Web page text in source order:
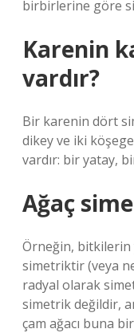
birbirlerine göre
Karenin
vardır?
Bir karenin dört
dikey ve iki
vardır: bir yatay,
Ağaç
Örneğin, bitkilerin
simetriktir (veya
radyal olarak
simetrik değildir,
çam ağacı buna